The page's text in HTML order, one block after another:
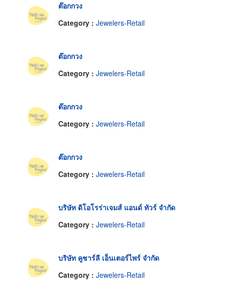
ต๊อกกวง
Category : Jewelers-Retail
ต๊อกกวง
Category : Jewelers-Retail
ต๊อกกวง
Category : Jewelers-Retail
ต๊อกกวง
Category : Jewelers-Retail
บริษัท ดิโอโรร่าเจมส์ แอนด์ ทัวร์ จำกัด
Category : Jewelers-Retail
บริษัท คูชาร์ลี เอ็นเตอร์ไพร์ จำกัด
Category : Jewelers-Retail